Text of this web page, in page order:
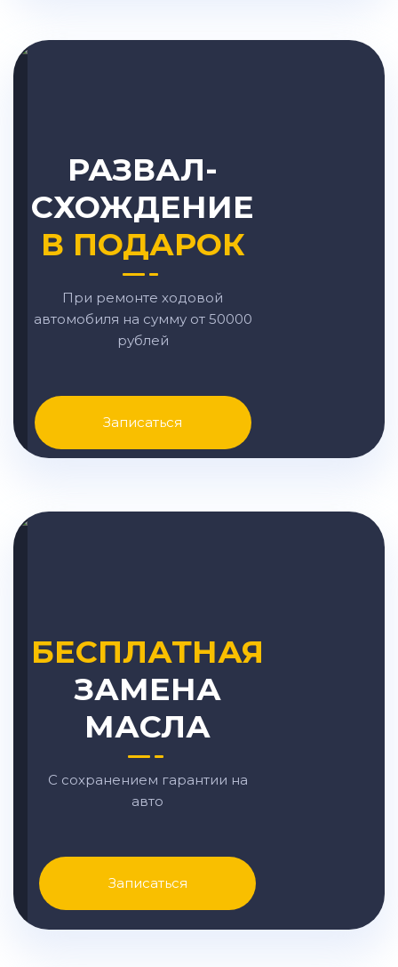
РАЗВАЛ-
СХОЖДЕНИЕ
В ПОДАРОК
При ремонте ходовой
автомобиля на сумму от 50000
рублей
Записаться
БЕСПЛАТНАЯ
ЗАМЕНА
МАСЛА
С сохранением гарантии на
авто
Записаться